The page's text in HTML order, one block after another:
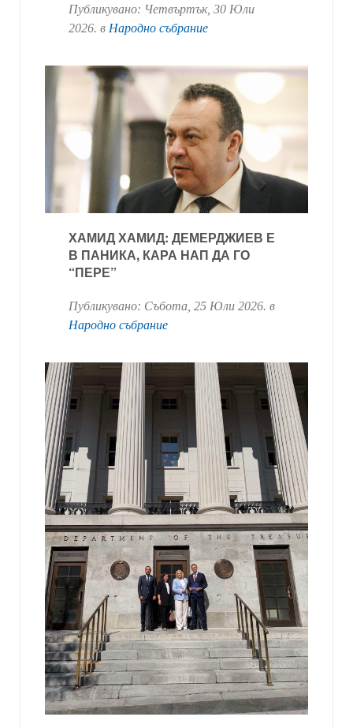
Публикувано: Четвъртък, 30 Юли
2026. в Народно събрание
ХАМИД ХАМИД: ДЕМЕРДЖИЕВ Е
В ПАНИКА, КАРА НАП ДА ГО
“ПЕРЕ”
Публикувано: Събота, 25 Юли 2026. в
Народно събрание